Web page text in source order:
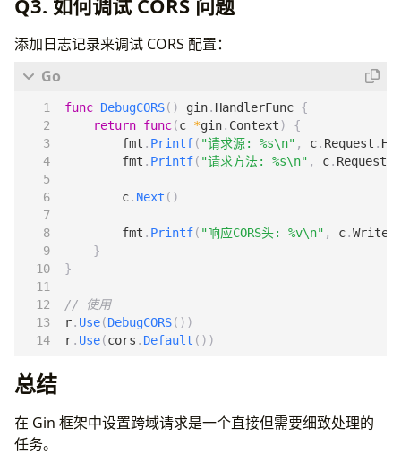
添加日志记录来调试 CORS 配置：
func DebugCORS() gin. HandlerFunc {
return func(c *gin. Context)
{
fmt . Printf( "请求源: %s\n" , c. Request .
fmt . Printf( "请求方法: %s\n" , c. Request
c. Next ()
fmt . Printf( "响应CORS头: %v\n" , c.Writer
}
}
// 使用
r. Use(DebugCORS())
r. Use(cors . Default ())
总结
在 Gin 框架中设置跨域请求是一个直接但需要细致处理的
任务。